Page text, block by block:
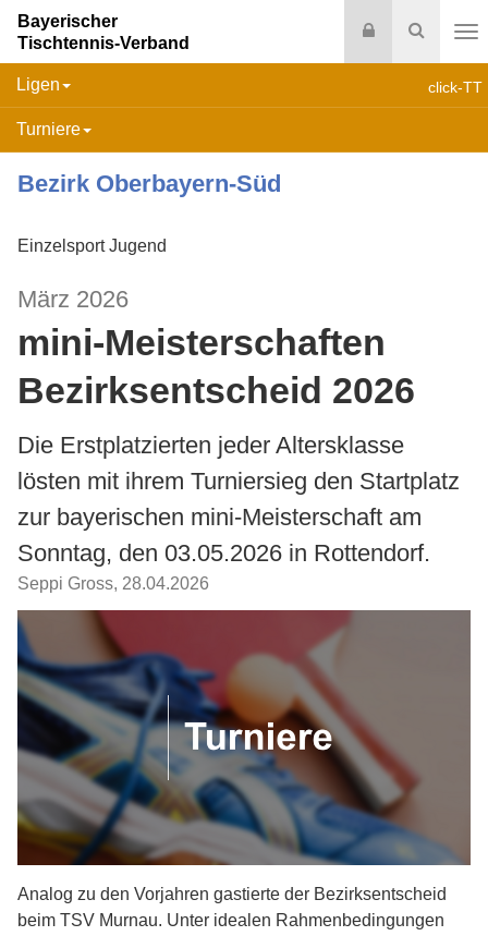
Suche
Login
Bayerischer
Tischtennis-Verband
click-TT
Ligen
Turniere
Bezirk Oberbayern-Süd
Einzelsport Jugend
März 2026
mini-Meisterschaften
Bezirksentscheid 2026
Die Erstplatzierten jeder Altersklasse
lösten mit ihrem Turniersieg den Startplatz
zur bayerischen mini-Meisterschaft am
Sonntag, den 03.05.2026 in Rottendorf.
Seppi Gross, 28.04.2026
Analog zu den Vorjahren gastierte der Bezirksentscheid
beim TSV Murnau. Unter idealen Rahmenbedingungen